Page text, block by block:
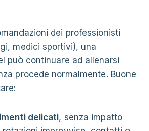
dei professionisti
medici sportivi), una
può continuare ad allenarsi
procede normalmente. Buone
delicati, senza impatto